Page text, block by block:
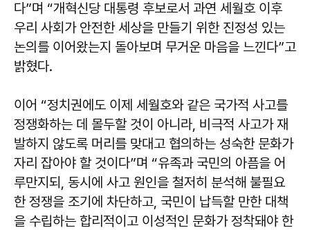
다”며 “개혁신당 대통령 후보로서 과연 세월호 이후
우리 사회가 안전한 세상을 만들기 위한 진정성 있는
논의를 이어왔는지 돌아보며 무거운 마음을 느낀다”고
밝혔다.
이어 “정치권에도 이제 세월호와 같은 국가적 사고를
정쟁화하는 데 몰두할 것이 아니라, 비극적 사고가 재
발하지 않도록 머리를 맞대고 협의하는 성숙한 문화가
자리 잡아야 할 것이다”며 “유족과 국민의 아픔을 어
루만지되, 동시에 사고 원인을 철저히 분석해 불필요
한 정쟁을 조기에 차단하고, 국민이 납득할 만한 대책
을 수립하는 합리적이고 이성적인 문화가 정착돼야 한